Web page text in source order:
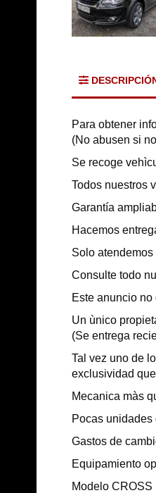
Para obtener
(No abusen si
Se recoge
Todos nuestros
Garantía
Hacemos
Solo
Consulte todo
Este anuncio
Un ùnico
(Se entrega
Tal vez uno de
exclusividad
Mecanica màs
Pocas
Gastos de
Equipamiento
Modelo CROSS